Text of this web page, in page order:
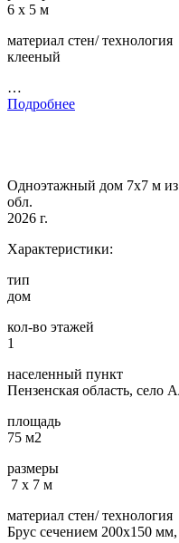
6 х 5 м
материал стен/ технология
клееный
…
Подробнее
Одноэтажный дом 7х7 м из
обл.
2026 г.
Характеристики:
тип
дом
кол-во этажей
1
населенный пункт
Пензенская область, село
площадь
75 м2
размеры
7 х 7 м
материал стен/ технология
Брус сечением 200х150 мм,